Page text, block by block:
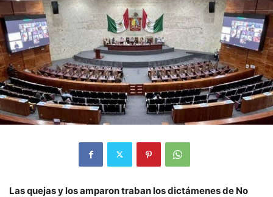
Las quejas y los amparon traban los dictámenes de No